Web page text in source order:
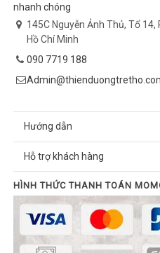
nhanh chóng
145C Nguyễn Ảnh Thủ, Tổ 14,
Hồ Chí Minh
090 7719 188
Hướng dẫn
Hỗ trợ khách hàng
HÌNH THỨC THANH TOÁN